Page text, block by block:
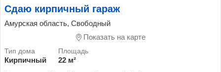
Сдаю кирпичный гараж
Амурская область, Свободный
Показать на карте
Кирпичный
22 м²